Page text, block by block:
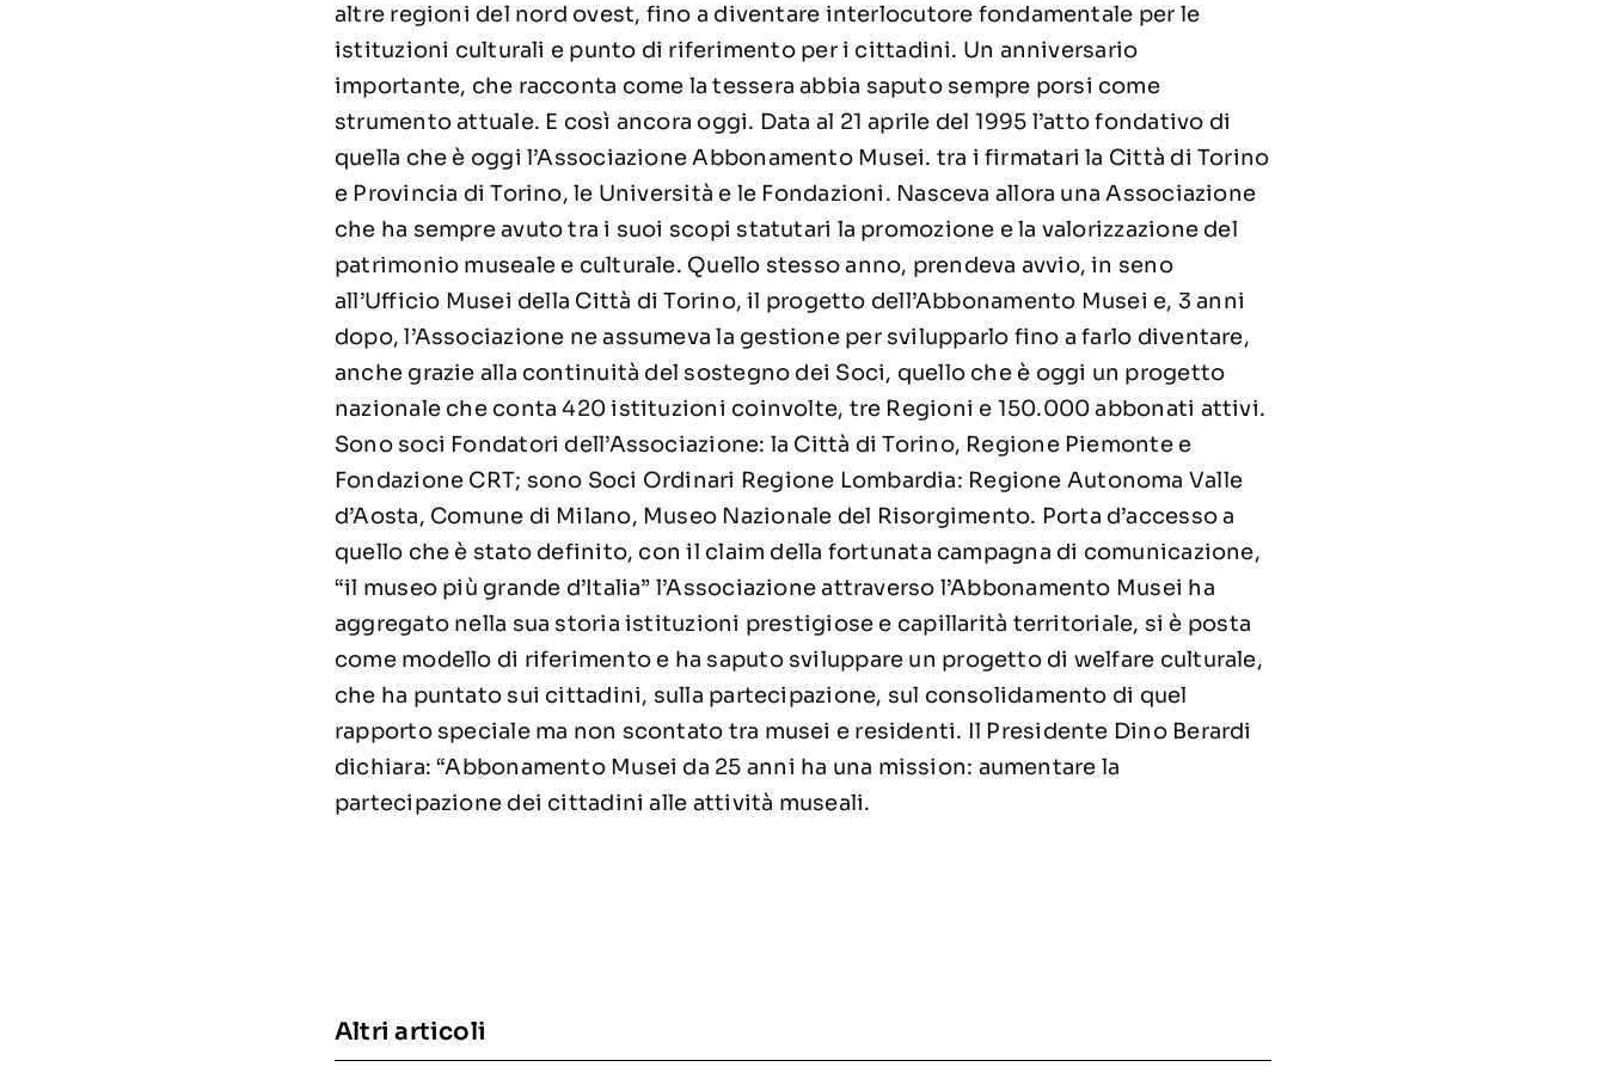
altre regioni del nord ovest, fino a diventare interlocutore fondamentale per le
istituzioni culturali e punto di riferimento per i cittadini. Un anniversario
importante, che racconta come la tessera abbia saputo sempre porsi come
strumento attuale. E così ancora oggi. Data al 21 aprile del 1995 l’atto fondativo di
quella che è oggi l’Associazione Abbonamento Musei. tra i firmatari la Città di Torino
e Provincia di Torino, le Università e le Fondazioni. Nasceva allora una Associazione
che ha sempre avuto tra i suoi scopi statutari la promozione e la valorizzazione del
patrimonio museale e culturale. Quello stesso anno, prendeva avvio, in seno
all’Ufficio Musei della Città di Torino, il progetto dell’Abbonamento Musei e, 3 anni
dopo, l’Associazione ne assumeva la gestione per svilupparlo fino a farlo diventare,
anche grazie alla continuità del sostegno dei Soci, quello che è oggi un progetto
nazionale che conta 420 istituzioni coinvolte, tre Regioni e 150.000 abbonati attivi.
Sono soci Fondatori dell’Associazione: la Città di Torino, Regione Piemonte e
Fondazione CRT; sono Soci Ordinari Regione Lombardia: Regione Autonoma Valle
d’Aosta, Comune di Milano, Museo Nazionale del Risorgimento. Porta d’accesso a
quello che è stato definito, con il claim della fortunata campagna di comunicazione,
“il museo più grande d’Italia” l’Associazione attraverso l’Abbonamento Musei ha
aggregato nella sua storia istituzioni prestigiose e capillarità territoriale, si è posta
come modello di riferimento e ha saputo sviluppare un progetto di welfare culturale,
che ha puntato sui cittadini, sulla partecipazione, sul consolidamento di quel
rapporto speciale ma non scontato tra musei e residenti. Il Presidente Dino Berardi
dichiara: “Abbonamento Musei da 25 anni ha una mission: aumentare la
partecipazione dei cittadini alle attività museali.
Altri articoli